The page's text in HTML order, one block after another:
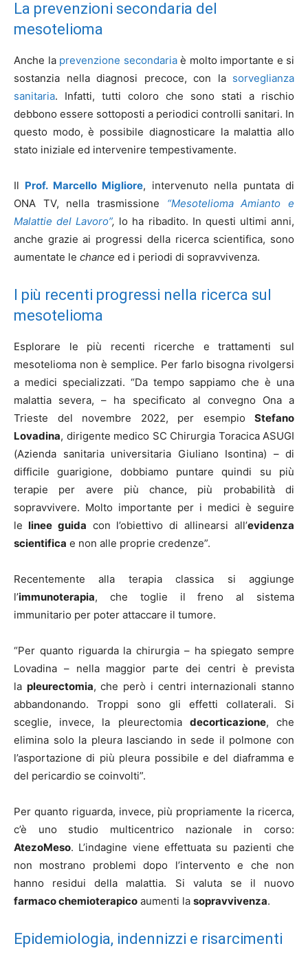
La prevenzioni secondaria del
mesotelioma
Anche la prevenzione secondariaè molto importante e si
sostanzia nella diagnosi precoce, con la sorveglianza
sanitaria. Infatti, tutti coloro che sono stati a rischio
debbono essere sottoposti a periodici controlli sanitari. In
questo modo, è possibile diagnosticare la malattia allo
stato iniziale ed intervenire tempestivamente.
Il Prof. Marcello Migliore, intervenuto nella puntata di
ONA TV, nella trasmissione “Mesotelioma Amianto e
Malattie del Lavoro”, lo ha ribadito. In questi ultimi anni,
anche grazie ai progressi della ricerca scientifica, sono
aumentate le chance ed i periodi di sopravvivenza.
I più recenti progressi nella ricerca sul
mesotelioma
Esplorare le più recenti ricerche e trattamenti sul
mesotelioma non è semplice. Per farlo bisogna rivolgersi
a medici specializzati. “Da tempo sappiamo che è una
malattia severa, – ha specificato al convegno Ona a
Trieste del novembre 2022, per esempio Stefano
Lovadina, dirigente medico SC Chirurgia Toracica ASUGI
(Azienda sanitaria universitaria Giuliano Isontina) – di
difficile guarigione, dobbiamo puntare quindi su più
terapie per avere più chance, più probabilità di
sopravvivere. Molto importante per i medici è seguire
le linee guida con l’obiettivo di allinearsi all’evidenza
scientifica e non alle proprie credenze”.
Recentemente alla terapia classica si aggiunge
l’immunoterapia, che toglie il freno al sistema
immunitario per poter attaccare il tumore.
“Per quanto riguarda la chirurgia – ha spiegato sempre
Lovadina – nella maggior parte dei centri è prevista
la pleurectomia, che però i centri internazionali stanno
abbandonando. Troppi sono gli effetti collaterali. Si
sceglie, invece, la pleurectomia decorticazione, che
elimina solo la pleura lasciando in sede il polmone con
l’asportazione di più pleura possibile e del diaframma e
del pericardio se coinvolti”.
Per quanto riguarda, invece, più propriamente la ricerca,
c’è uno studio multicentrico nazionale in corso:
AtezoMeso. L’indagine viene effettuata su pazienti che
non mostrano problemi dopo l’intervento e che non
hanno residui della malattia. Si valuta se il nuovo
farmaco chemioterapico aumenti la sopravvivenza.
Epidemiologia, indennizzi e risarcimenti